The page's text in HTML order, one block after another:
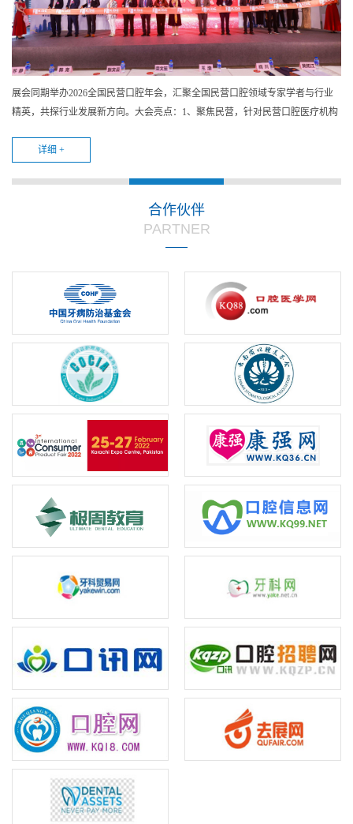
展会同期举办2026全国民营口腔年会，汇聚全国民营口腔领域专家学者与行业
精英，共探行业发展新方向。大会亮点：1、聚焦民营，针对民营口腔医疗机构
展。2、实操性强，设置多个实操培训班和技能比赛项目，让参会者在动手实践
之间的深度合作与资源共享。...
详细 +
合作伙伴
PARTNER